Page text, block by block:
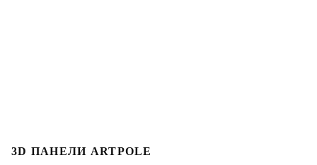
3D ПАНЕЛИ ARTPOLE